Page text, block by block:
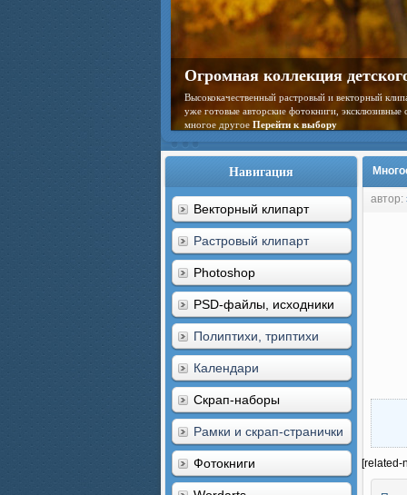
Огромная коллекция
Высококачественный растровый и векторный
уже готовые авторские фотокниги,
многое другое Перейти к выбору
Навигация
Векторный клипарт
Растровый клипарт
Photoshop
PSD-файлы, исходники
Полиптихи, триптихи
Календари
Скрап-наборы
Рамки и скрап-странички
Фотокниги
автор:
[related-